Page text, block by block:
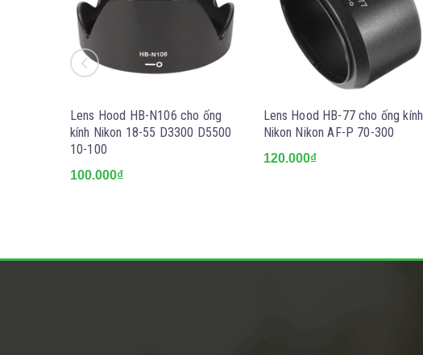
Lens Hood HB-N106 cho ống
kính Nikon 18-55 D3300 D5500
10-100
100.000₫
Lens Hood HB-77 cho ống kính
Nikon Nikon AF-P 70-300
120.000₫